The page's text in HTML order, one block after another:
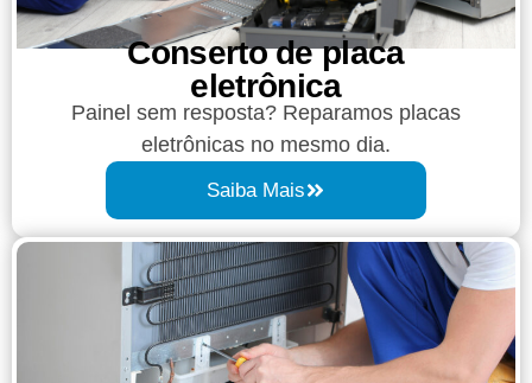
Conserto de placa
eletrônica
Painel sem resposta? Reparamos placas
eletrônicas no mesmo dia.
Saiba Mais